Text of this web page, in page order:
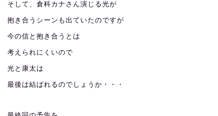
そして、倉科カナさん演じる光が
抱き合うシーンも出ていたのですが
今の信と抱き合うとは
考えられにくいので
光と康太は
最後は結ばれるのでしょうか・・・